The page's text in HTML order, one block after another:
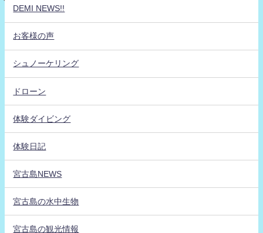
DEMI NEWS!!
お客様の声
シュノーケリング
ドローン
体験ダイビング
体験日記
宮古島NEWS
宮古島の水中生物
宮古島の観光情報